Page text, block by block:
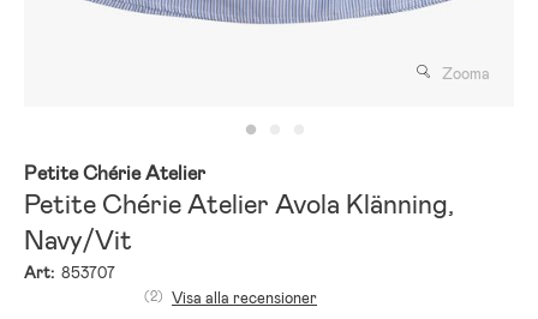
Zooma
Petite Chérie Atelier
Petite Chérie Atelier Avola Klänning,
Navy/Vit
Art: 853707
(2) Visa alla recensioner